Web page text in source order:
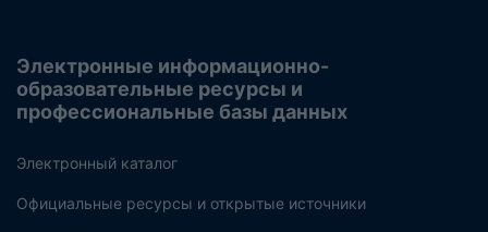
Электронные информационно-
образовательные ресурсы и
профессиональные базы данных
Электронный каталог
Официальные ресурсы и открытые источники